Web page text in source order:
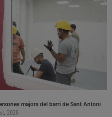
majors del barri de Sant Antoni
2026